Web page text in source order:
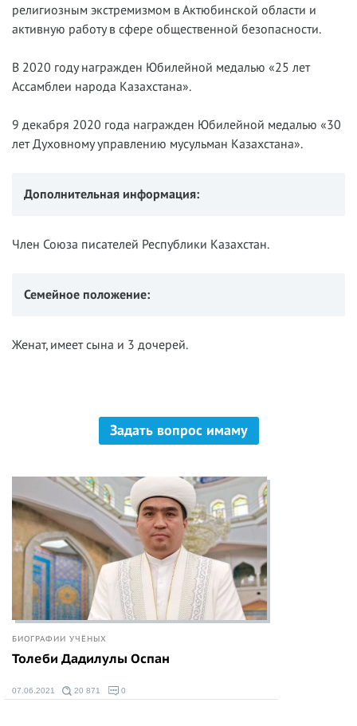
религиозным экстремизмом в Актюбинской области и
активную работу в сфере общественной безопасности.
В 2020 году награжден Юбилейной медалью «25 лет
Ассамблеи народа Казахстана».
9 декабря 2020 года награжден Юбилейной медалью «30
лет Духовному управлению мусульман Казахстана».
Дополнительная информация:
Член Союза писателей Республики Казахстан.
Семейное положение:
Женат, имеет сына и 3 дочерей.
БИОГРАФИИ УЧЁНЫХ
Толеби Дадилулы Оспан
07.06.2021 20 871 0